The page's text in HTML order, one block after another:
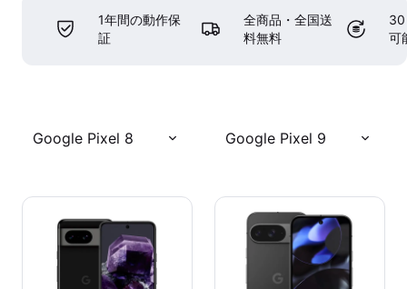
1年間の動作保
証
全商品・全国送
料無料
30
可
Google Pixel 8 Google Pixel 9